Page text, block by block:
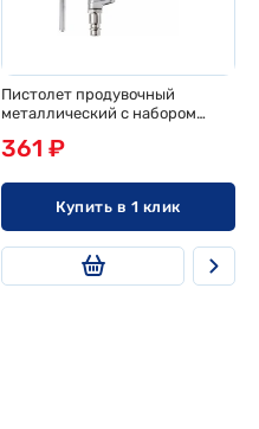
Пистолет продувочный
металлический с набором
мм, 80мм Pegas pneumatic
361 ₽
Купить в 1 клик